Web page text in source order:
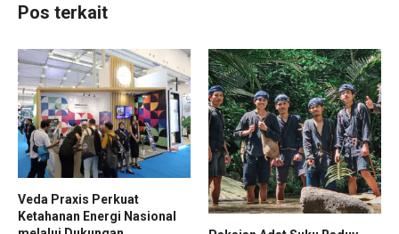
Pos terkait
Veda Praxis Perkuat
Ketahanan Energi Nasional